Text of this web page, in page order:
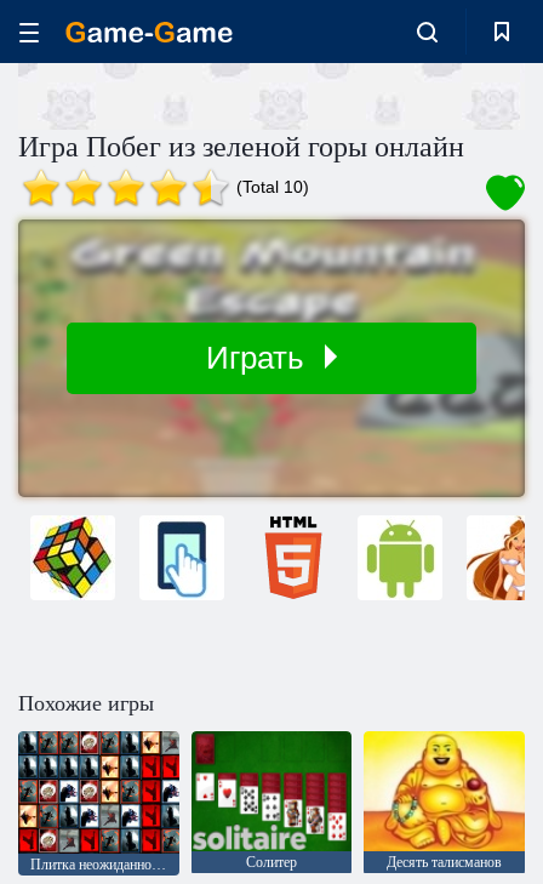
Игра Побег из зеленой горы онлайн
(Total 10)
Играть
Похожие игры
Плитка неожиданностей Солитер Десять талисманов